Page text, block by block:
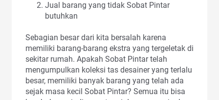
Jual barang yang tidak Sobat Pintar
butuhkan
Sebagian besar dari kita bersalah karena
memiliki barang-barang ekstra yang tergeletak di
sekitar rumah. Apakah Sobat Pintar telah
mengumpulkan koleksi tas desainer yang terlalu
besar, memiliki banyak barang yang telah ada
sejak masa kecil Sobat Pintar? Semua itu bisa